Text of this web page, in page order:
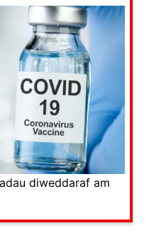
diweddaraf am